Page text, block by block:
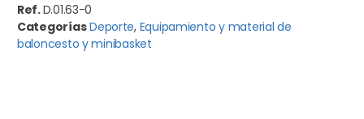
Ref.D.01.63-0
CategoríasDeporte, Equipamiento y material de
baloncesto y minibasket